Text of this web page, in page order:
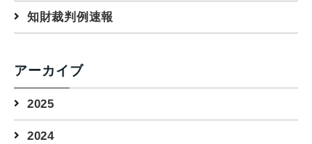
知財裁判例速報
アーカイブ
2025
2024